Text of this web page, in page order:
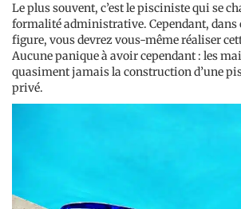
Le plus souvent, c’est le pisciniste qui se
formalité administrative. Cependant, dans
figure, vous devrez vous-même réaliser
Aucune panique à avoir cependant : les
quasiment jamais la construction d’une
privé.